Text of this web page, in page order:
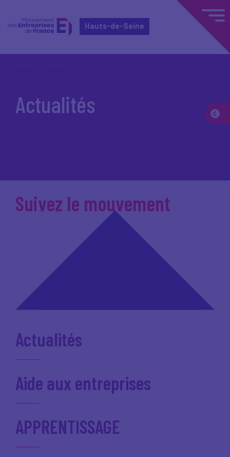
Hauts-de-Seine
Actualités
Suivez le mouvement
Actualités
Aide aux entreprises
APPRENTISSAGE